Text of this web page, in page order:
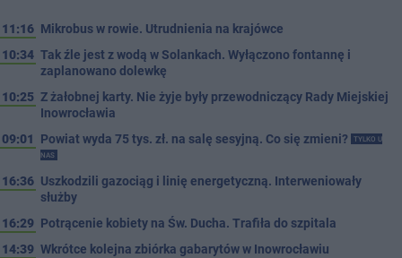
11:16 Mikrobus w rowie. Utrudnienia na krajówce
10:34 Tak źle jest z wodą w Solankach. Wyłączono fontannę i
zaplanowano dolewkę
10:25 Z żałobnej karty. Nie żyje były przewodniczący Rady Miejskiej
Inowrocławia
09:01
Powiat wyda 75 tys. zł. na salę sesyjną. Co się zmieni?
TYLKO U
NAS
16:36 Uszkodzili gazociąg i linię energetyczną. Interweniowały
służby
16:29 Potrącenie kobiety na Św. Ducha. Trafiła do szpitala
14:39 Wkrótce kolejna zbiórka gabarytów w Inowrocławiu